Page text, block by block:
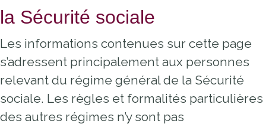
la Sécurité sociale
Les informations contenues sur cette page
s’adressent principalement aux personnes
relevant du régime général de la Sécurité
sociale. Les règles et formalités particulières
des autres régimes n’y sont pas